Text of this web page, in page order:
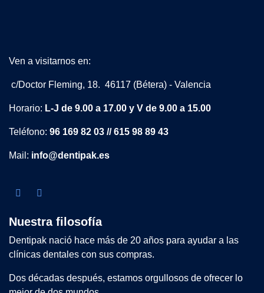
Ven a visitarnos en:
c/Doctor Fleming, 18. 46117 (Bétera) - Valencia
Horario: L-J de 9.00 a 17.00 y V de 9.00 a 15.00
Teléfono: 96 169 82 03 // 615 98 89 43
Mail: info@dentipak.es
Nuestra filosofía
Dentipak nació hace más de 20 años para ayudar a las
clínicas dentales con sus compras.
Dos décadas después, estamos orgullosos de ofrecer lo